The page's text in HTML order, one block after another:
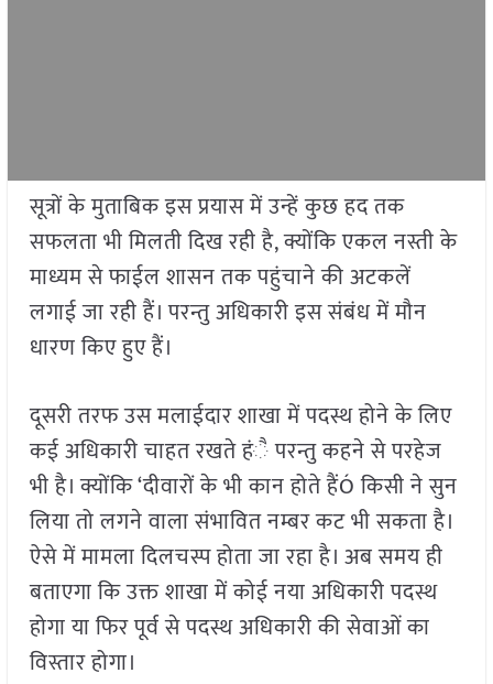
सूत्रों के मुताबिक इस प्रयास में उन्हें कुछ हद तक
सफलता भी मिलती दिख रही है, क्योंकि एकल नस्ती के
माध्यम से फाईल शासन तक पहुंचाने की अटकलें
लगाई जा रही हैं। परन्तु अधिकारी इस संबंध में मौन
धारण किए हुए हैं।
दूसरी तरफ उस मलाईदार शाखा में पदस्थ होने के लिए
कई अधिकारी चाहत रखते हंै परन्तु कहने से परहेज
भी है। क्योंकि ‘दीवारों के भी कान होते हैंÓ किसी ने सुन
लिया तो लगने वाला संभावित नम्बर कट भी सकता है।
ऐसे में मामला दिलचस्प होता जा रहा है। अब समय ही
बताएगा कि उक्त शाखा में कोई नया अधिकारी पदस्थ
होगा या फिर पूर्व से पदस्थ अधिकारी की सेवाओं का
विस्तार होगा।